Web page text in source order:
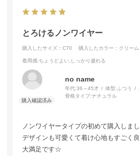
とろけるノンワイヤー
購入したサイズ：C70 購入したカラー：クリー
着用感:ちょうどよい,しっかり盛れる
no name
年代:36～45才 体型: ふつう
骨格タイプ:ナチュラル
ノンワイヤータイプの初めて購入しまし
デザインも可愛くて着け心地もすごく
大満足です☆